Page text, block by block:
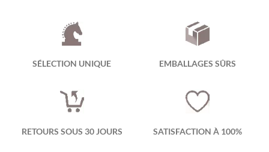
SÉLECTION UNIQUE EMBALLAGES SÛRS
RETOURS SOUS 30 JOURS SATISFACTION À 100%